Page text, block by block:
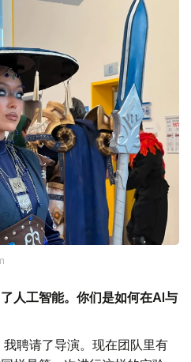
人工智能。你们是如何在AI与
我聘请了导演。现在团队里有